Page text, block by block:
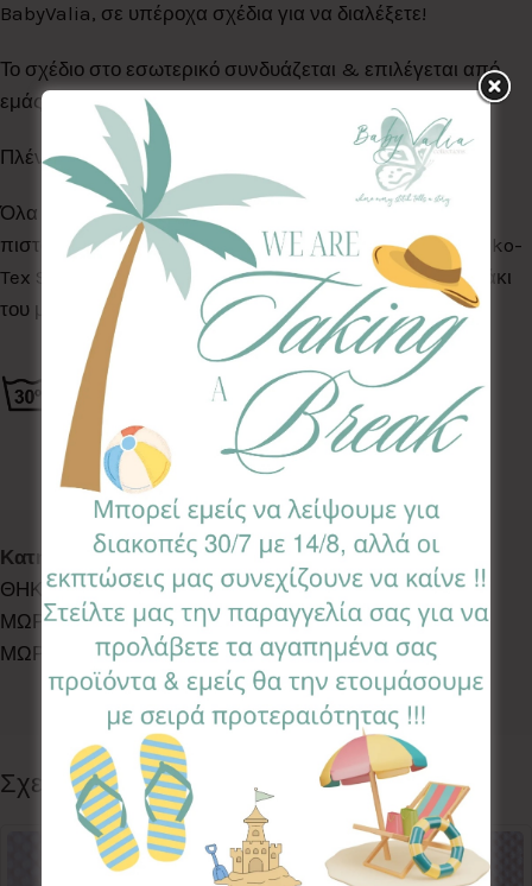
BabyValia, σε υπέροχα σχέδια για να διαλέξετε!
Το σχέδιο στο εσωτερικό συνδυάζεται & επιλέγεται από
εμάς βάση διαθεσιμότητας.
Πλένονται στο πλυντήριο στους 30°C
Όλα τα Υφάσματα της συλλογής μας είναι ελεγμένα &
πιστοποιημένα για βλαβερές ουσίες σύμφωνα με το Oeko-
Tex Standard 100, κατάλληλα για το ευαίσθητο δερματάκι
του μωρού σας.
Κωδικός προϊόντος:TDC-FO
Κατηγορίες: ACCESSORIES BATH TIME , LETS WALK
ΘΗΚΕΣ ΓΙΑ ΜΩΡΟΜΑΝΤΗΛΑ ΚΑΙ ΠΑΝΕΣ, ΘΗΚΕΣ ΓΙΑ
ΜΩΡΟΜΑΝΤΗΛΑ ΚΑΙ ΠΑΝΕΣ, ΘΗΚΕΣ ΓΙΑ
ΜΩΡΟΜΑΝΤΗΛΑ ΚΑΙ ΠΑΝΕΣ
Ετικέτα: Forest
Follow:
Σχετικά προϊόντα